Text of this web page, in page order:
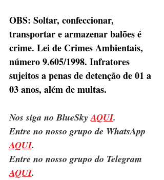
OBS: Soltar, confeccionar,
transportar e armazenar balões é
crime. Lei de Crimes Ambientais,
número 9.605/1998. Infratores
sujeitos a penas de detenção de 01 a
03 anos, além de multas.
Nos siga no BlueSky AQUI.
Entre no nosso grupo de WhatsApp
AQUI.
Entre no nosso grupo do Telegram
AQUI.